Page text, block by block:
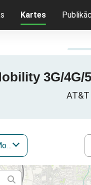
Kartes
3G/
AT&T Mobility